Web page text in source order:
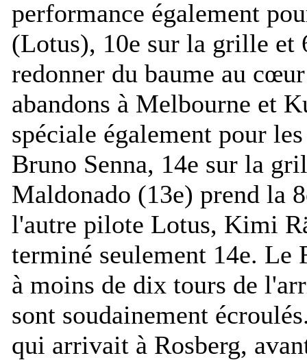
performance également
(Lotus), 10e sur la grille et
redonner du baume au
abandons à Melbourne et
spéciale également pour
Bruno Senna, 14e sur la
Maldonado (13e) prend la
l'autre pilote Lotus, Kimi
terminé seulement 14e. Le
à moins de dix tours de
sont soudainement
qui arrivait à Rosberg,